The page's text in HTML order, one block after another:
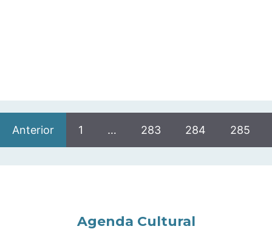
Anterior 1 … 283 284 285
Agenda Cultural